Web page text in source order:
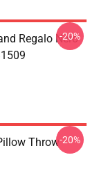
Regalo Nero
-20%
Throw-20%